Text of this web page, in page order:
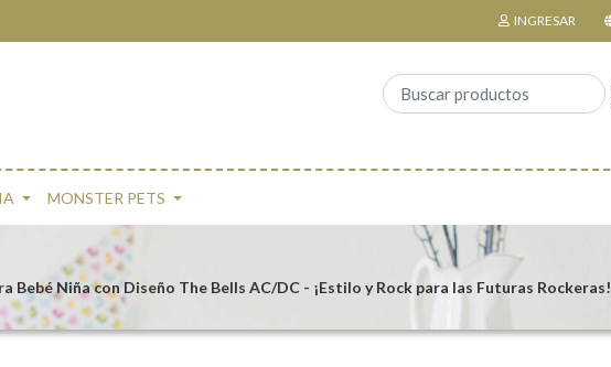
INGRESAR
MONSTER PETS
Bebé Niña con Diseño The Bells AC/DC - ¡Estilo y Rock para las Futuras Rockeras!